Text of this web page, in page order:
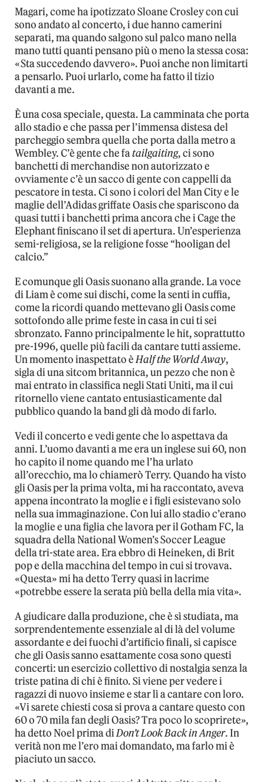
Magari, come ha ipotizzato Sloane Crosley con cui
sono andato al concerto, i due hanno camerini
separati, ma quando salgono sul palco mano nella
mano tutti quanti pensano più o meno la stessa cosa:
«Sta succedendo davvero». Puoi anche non limitarti
a pensarlo. Puoi urlarlo, come ha fatto il tizio
davanti a me.
È una cosa speciale, questa. La camminata che porta
allo stadio e che passa per l’immensa distesa del
parcheggio sembra quella che porta dalla metro a
Wembley. C’è gente che fatailgaiting, ci sono
banchetti di merchandise non autorizzato e
ovviamente c’è un sacco di gente con cappelli da
pescatore in testa. Ci sono i colori del Man City e le
maglie dell’Adidas griffate Oasis che spariscono da
quasi tutti i banchetti prima ancora che i Cage the
Elephant finiscano il set di apertura. Un’esperienza
semi-religiosa, se la religione fosse “hooligan del
calcio.”
E comunque gli Oasis suonano alla grande. La voce
di Liam è come sui dischi, come la senti in cuffia,
come la ricordi quando mettevano gli Oasis come
sottofondo alle prime feste in casa in cui ti sei
sbronzato. Fanno principalmente le hit, soprattutto
pre-1996, quelle più facili da cantare tutti assieme.
Un momento inaspettato èHalf the World Away,
sigla di una sitcom britannica, un pezzo che non è
mai entrato in classifica negli Stati Uniti, ma il cui
ritornello viene cantato entusiasticamente dal
pubblico quando la band gli dà modo di farlo.
Vedi il concerto e vedi gente che lo aspettava da
anni. L’uomo davanti a me era un inglese sui 60, non
ho capito il nome quando me l’ha urlato
all’orecchio, ma lo chiamerò Terry. Quando ha visto
gli Oasis per la prima volta, mi ha raccontato, aveva
appena incontrato la moglie e i figli esistevano solo
nella sua immaginazione. Con lui allo stadio c’erano
la moglie e una figlia che lavora per il Gotham FC, la
squadra della National Women’s Soccer League
della tri-state area. Era ebbro di Heineken, di Brit
pop e della macchina del tempo in cui si trovava.
«Questa» mi ha detto Terry quasi in lacrime
«potrebbe essere la serata più bella della mia vita».
A giudicare dalla produzione, che è sì studiata, ma
sorprendentemente essenziale al di là del volume
assordante e dei fuochi d’artificio finali, si capisce
che gli Oasis sanno esattamente cosa sono questi
concerti: un esercizio collettivo di nostalgia senza la
triste patina di chi è finito. Si viene per vedere i
ragazzi di nuovo insieme e star lì a cantare con loro.
«Vi sarete chiesti cosa si prova a cantare questo con
60 o 70 mila fan degli Oasis? Tra poco lo scoprirete»,
ha detto Noel prima diDon’t Look Back in Anger. In
verità non me l’ero mai domandato, ma farlo mi è
piaciuto un sacco.